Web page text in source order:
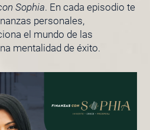
Sophia. En cada episodio te
personales,
el mundo de las
mentalidad de éxito.
PÁGINA